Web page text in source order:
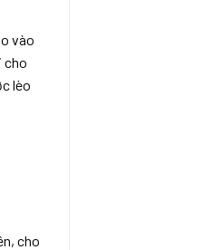
vào
cho
lèo
cho